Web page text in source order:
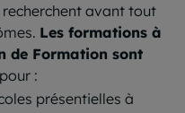
avant tout
Les formations à
de Formation sont
pour :
présentielles à